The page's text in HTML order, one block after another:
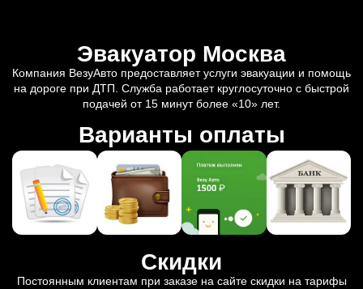
Эвакуатор Москва
Компания ВезуАвто предоставляет услуги эвакуации и помощь
на дороге при ДТП. Служба работает круглосуточно с быстрой
подачей от 15 минут более «10» лет.
Варианты оплаты
Скидки
Постоянным клиентам при заказе на сайте скидки на тарифы